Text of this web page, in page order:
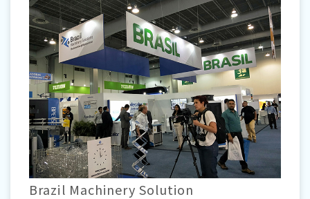
Brazil Machinery Solution